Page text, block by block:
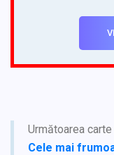
Următoarea
Cele mai